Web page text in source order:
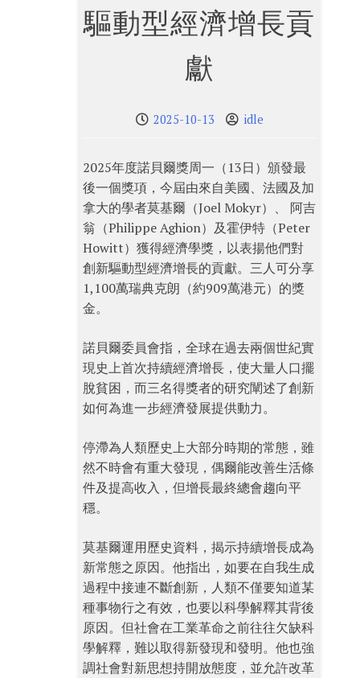
驅動型經濟增長貢
獻
2025-10-13 idle
2025年度諾貝爾獎周一（13日）頒發最
後一個獎項，今屆由來自美國、法國及加
拿大的學者莫基爾（Joel Mokyr）、 阿吉
翁（Philippe Aghion）及霍伊特（Peter
Howitt）獲得經濟學獎，以表揚他們對
創新驅動型經濟增長的貢獻。三人可分享
1,100萬瑞典克朗（約909萬港元）的獎
金。
諾貝爾委員會指，全球在過去兩個世紀實
現史上首次持續經濟增長，使大量人口擺
脫貧困，而三名得獎者的研究闡述​​了創新
如何為進一步經濟發展提供動力。
停滯為人類歷史上大部分時期的常態，雖
然不時會有重大發現，偶爾能改善生活條
件及提高收入，但增長最終總會趨向平
穩。
莫基爾運用歷史資料，揭示持續增長成為
新常態之原因。他指出，如要在自我生成
過程中接連不斷創新，人類不僅要知道某
種事物行之有效，也要以科學解釋其背後
原因。但社會在工業革命之前往往欠缺科
學解釋，難以取得新發現和發明。他也強
調社會對新思想持開放態度，並允許改革